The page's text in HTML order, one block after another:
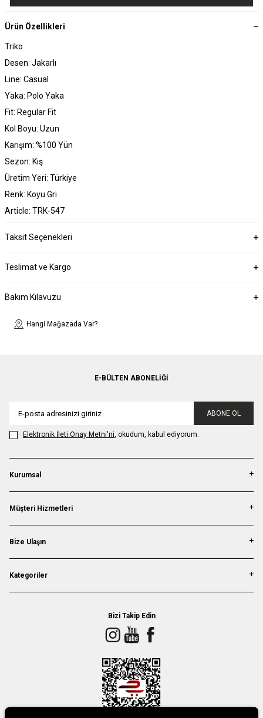
Ürün Özellikleri
Triko
Desen: Jakarlı
Line: Casual
Yaka: Polo Yaka
Fit: Regular Fit
Kol Boyu: Uzun
Karışım: %100 Yün
Sezon: Kış
Üretim Yeri: Türkiye
Renk: Koyu Gri
Article: TRK-547
Taksit Seçenekleri
Teslimat ve Kargo
Bakım Kılavuzu
Hangi Mağazada Var?
E-BÜLTEN ABONELIĞI
ABONE OL
Elektronik İleti Onay Metni'ni, okudum, kabul ediyorum.
Kurumsal
Müşteri Hizmetleri
Bize Ulaşın
Kategoriler
Bizi Takip Edin